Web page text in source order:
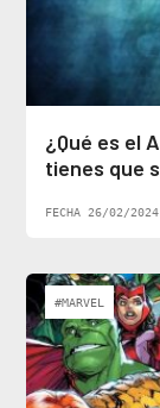
¿Qué es el
tienes que
FECHA 26/02/2024
#MARVEL